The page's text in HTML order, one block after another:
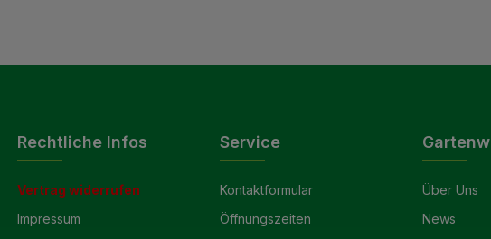
Rechtliche Infos
Vertrag widerrufen
Impressum
Service
Kontaktformular
Öffnungszeiten
Über Uns
News